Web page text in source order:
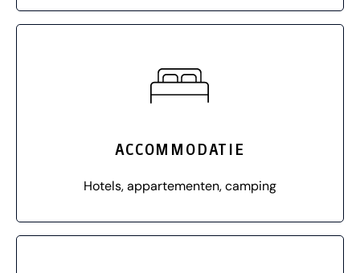
ACCOMMODATIE
Hotels, appartementen, camping